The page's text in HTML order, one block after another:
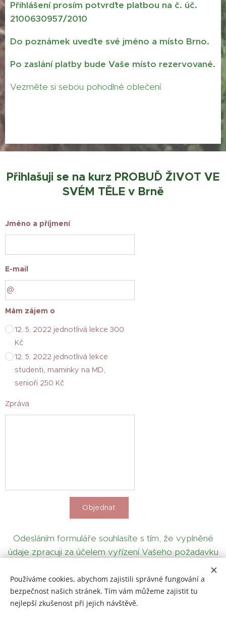
Přihlášení prosím potvrďte platbou na č. úč.
2100630957/2010
Do poznámek uveďte své jméno a místo Brno.
Po zaslání platby bude Vaše místo rezervované.
Vezměte si sebou pohodlné oblečení.
Přihlašuji se na kurz PROBUĎ ŽIVOT VE
SVÉM TĚLE v Brně
Jméno a příjmení
E-mail
Mám zájem o
12. 5. 2022 jednotlivá lekce 300
Kč
12. 5. 2022 jednotlivá lekce
studenti, maminky na MD,
senioři 250 Kč
Zpráva
Objednat
Odesláním formuláře souhlasíte s tím, že vyplněné
údaje zpracuji za účelem vyřízení Vašeho požadavku
Používáme cookies, abychom zajistili správné fungování a
bezpečnost našich stránek. Tím vám můžeme zajistit tu
nejlepší zkušenost při jejich návštěvě.